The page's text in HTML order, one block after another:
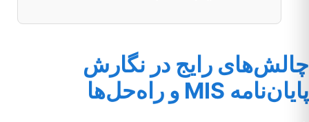
چالش‌های رایج در نگارش
پایان‌نامه MIS و راه‌حل‌ها